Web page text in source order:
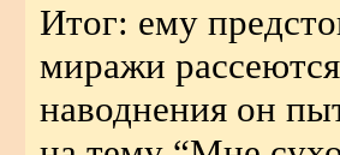
Итог: ему
миражи
наводнения он